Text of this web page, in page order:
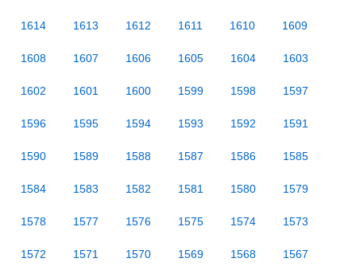
1614 1613 1612 1611 1610 1609
1608 1607 1606 1605 1604 1603
1602 1601 1600 1599 1598 1597
1596 1595 1594 1593 1592 1591
1590 1589 1588 1587 1586 1585
1584 1583 1582 1581 1580 1579
1578 1577 1576 1575 1574 1573
1572 1571 1570 1569 1568 1567